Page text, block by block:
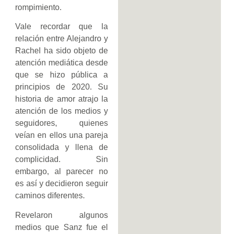
rompimiento.
Vale recordar que la
relación entre Alejandro y
Rachel ha sido objeto de
atención mediática desde
que se hizo pública a
principios de 2020. Su
historia de amor atrajo la
atención de los medios y
seguidores, quienes
veían en ellos una pareja
consolidada y llena de
complicidad. Sin
embargo, al parecer no
es así y decidieron seguir
caminos diferentes.
Revelaron algunos
medios que Sanz fue el